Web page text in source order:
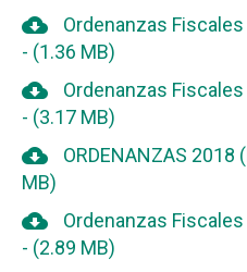
cloud_download Ordenanzas Fiscales
- (1.36 MB)
cloud_download Ordenanzas Fiscales
- (3.17 MB)
cloud_download ORDENANZAS 2018
MB)
cloud_download Ordenanzas Fiscales
- (2.89 MB)